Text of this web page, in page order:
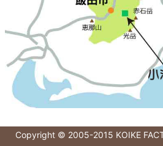
Copyright © 2005-2015 KOIKE